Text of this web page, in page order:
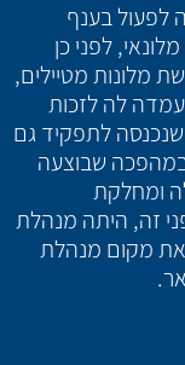
לפעול בענף
לפני כן
מלונות מטיילים,
לה לזכות
לתפקיד גם
במהפכה שבוצעה
ומחלקת
זה, היתה מנהלת
מקום מנהלת